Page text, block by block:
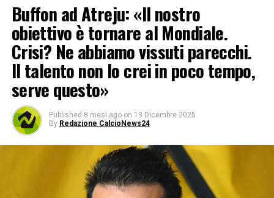
Buffon ad Atreju: «Il nostro
obiettivo è tornare al Mondiale.
Crisi? Ne abbiamo vissuti parecchi.
Il talento non lo crei in poco tempo,
serve questo»
Published 8 mesi ago on 13 Dicembre 2025
By Redazione CalcioNews24